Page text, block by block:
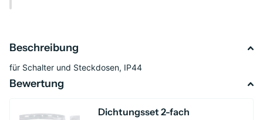
Beschreibung
für Schalter und Steckdosen, IP44
Bewertung
Dichtungsset 2-fach